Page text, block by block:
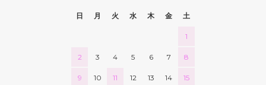
日 月 火 水 木 金 土
1
2 3 4 5 6 7 8
9 10 11 12 13 14 15